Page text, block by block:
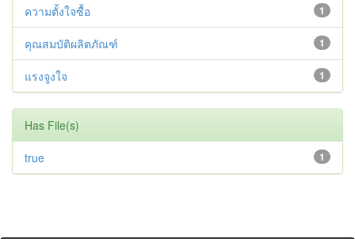
1
ความตั้งใจซื้อ
1
คุณสมบัติผลิตภัณฑ์
1
แรงจูงใจ
Has File(s)
1
true